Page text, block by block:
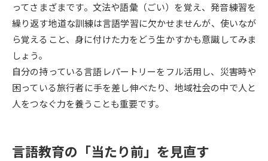
大学研究 大学検索
大学で学べる内容や特徴を調べる
新増設大学・学部・学科特集
国際・グローバルに強い大学特
ってさまざまです。文法や語彙（ごい）を覚え、発音練習を
繰り返す地道な訓練は言語学習に欠かせませんが、使いなが
ら覚えること、身に付けた力をどう生かすかも意識してみま
しょう。
自分の持っている言語レパートリーをフル活用し、災害時や
困っている旅行者に手を差し伸べたり、地域社会の中で人と
人をつなぐ力を養うことも重要です。
言語教育の「当たり前」を見直す